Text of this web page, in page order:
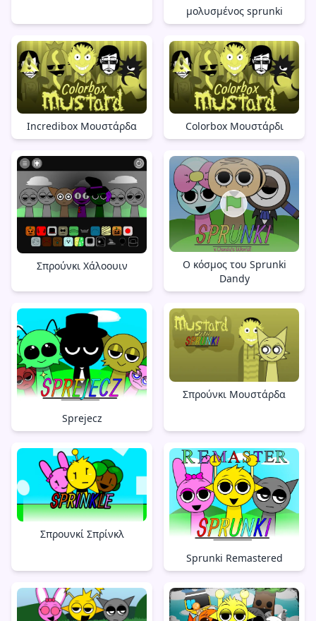
μολυσμένος sprunki
Incredibox Μουστάρδα Colorbox Μουστάρδι
Σπρούνκι Χάλοουιν
Ο κόσμος του Sprunki
Dandy
Sprejecz
Σπρούνκι Μουστάρδα
Σπρουνκί Σπρίνκλ
Sprunki Remastered